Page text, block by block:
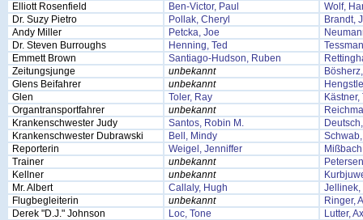
Elliott Rosenfield
Ben-Victor, Paul
Wolf,
Dr. Suzy Pietro
Pollak, Cheryl
Brandt,
Andy Miller
Petcka, Joe
Dr. Steven Burroughs
Henning, Ted
Emmett Brown
Santiago-Hudson, Ruben
Zeitungsjunge
unbekannt
Glens Beifahrer
unbekannt
Glen
Toler, Ray
Organtransportfahrer
unbekannt
Krankenschwester Judy
Santos, Robin M.
Krankenschwester Dubrawski
Bell, Mindy
Reporterin
Weigel, Jenniffer
Trainer
unbekannt
Kellner
unbekannt
Mr. Albert
Callaly, Hugh
Jellinek,
Flugbegleiterin
unbekannt
Ringer,
Derek "D.J." Johnson
Loc, Tone
Lutter,